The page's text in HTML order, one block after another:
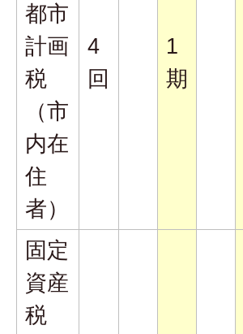
都市
計画
税
（市
内在
住
者）
4
回
1
期
固定
資産
税